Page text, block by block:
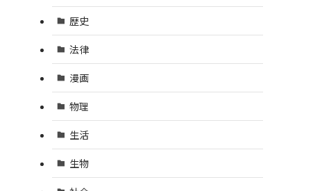
歴史
法律
漫画
物理
生活
生物